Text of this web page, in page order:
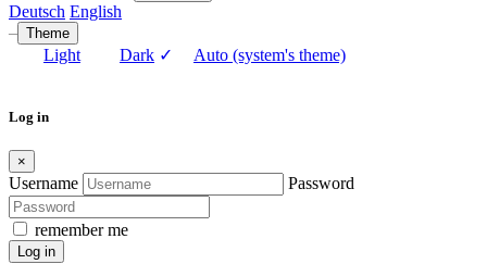
Deutsch English
– Theme
Light Dark ✓ Auto (system's theme)
Log in
×
Username Password
remember me
Log in